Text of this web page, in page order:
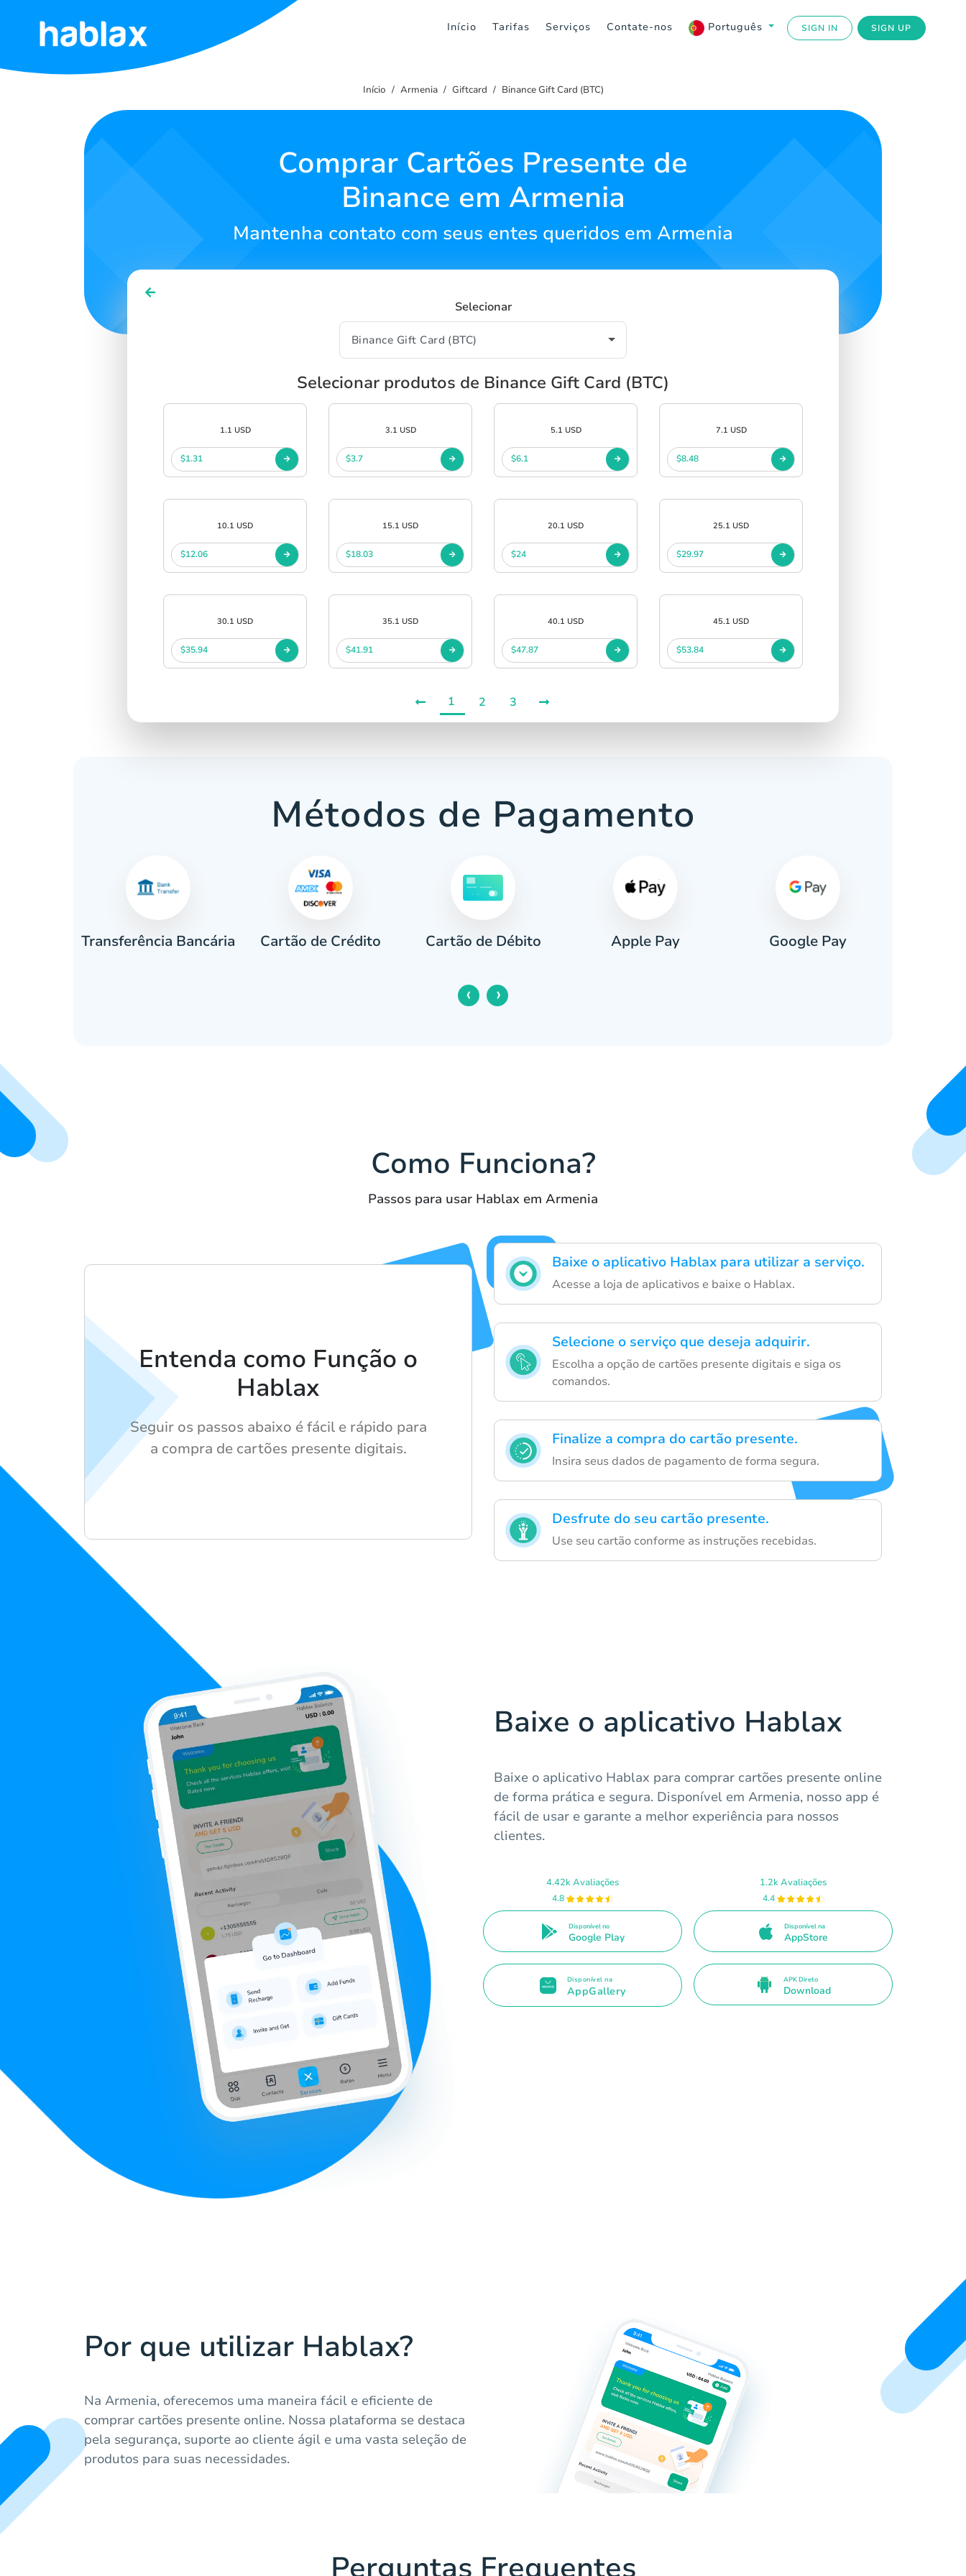
Início Tarifas Serviços Contate-nos Português SIGN IN SIGN UP
Início
Início Armenia Giftcard Binance Gift Card (BTC)
Comprar Cartões Presente de
Binance em Armenia
Mantenha contato com seus entes queridos em Armenia
Selecionar
Selecionar produtos de Binance Gift Card (BTC)
1.1 USD
$1.31
3.1 USD
$3.7
5.1 USD
$6.1
7.1 USD
$8.48
10.1 USD
$12.06
15.1 USD
$18.03
20.1 USD
$24
25.1 USD
$29.97
30.1 USD
$35.94
35.1 USD
$41.91
40.1 USD
$47.87
45.1 USD
$53.84
1 2 3
Métodos de Pagamento
Transferência Bancária Cartão de Crédito Cartão de Débito Apple Pay Google Pay
‹ ›
Como Funciona?
Passos para usar Hablax em Armenia
Baixe o aplicativo Hablax para utilizar a serviço.
Acesse a loja de aplicativos e baixe o Hablax.
Selecione o serviço que deseja adquirir.
Escolha a opção de cartões presente digitais e siga os
comandos.
Finalize a compra do cartão presente.
Insira seus dados de pagamento de forma segura.
Desfrute do seu cartão presente.
Use seu cartão conforme as instruções recebidas.
Entenda como Função o
Hablax
Seguir os passos abaixo é fácil e rápido para
a compra de cartões presente digitais.
Baixe o aplicativo Hablax
Baixe o aplicativo Hablax para comprar cartões presente online
de forma prática e segura. Disponível em Armenia, nosso app é
fácil de usar e garante a melhor experiência para nossos
clientes.
4.42k Avaliações
4.8
Disponível no
Google Play
1.2k Avaliações
4.4
Disponível na
AppStore
Disponível na
AppGallery
APK Direto
Download
Por que utilizar Hablax?
Na Armenia, oferecemos uma maneira fácil e eficiente de
comprar cartões presente online. Nossa plataforma se destaca
pela segurança, suporte ao cliente ágil e uma vasta seleção de
produtos para suas necessidades.
Perguntas Frequentes